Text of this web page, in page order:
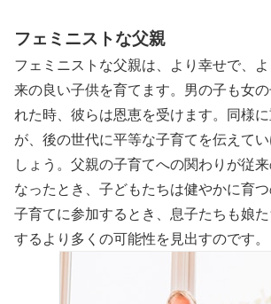
フェミニストな父親
フェミニストな父親は、より幸せで、
来の良い子供を育てます。男の子も女
れた時、彼らは恩恵を受けます。同様
が、後の世代に平等な子育てを伝えて
しょう。父親の子育てへの関わりが従
なったとき、子どもたちは健やかに育
子育てに参加するとき、息子たちも娘
するより多くの可能性を見出すのです。